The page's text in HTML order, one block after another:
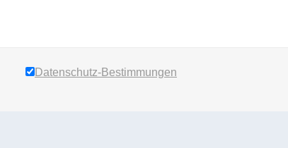
Datenschutz-Bestimmungen